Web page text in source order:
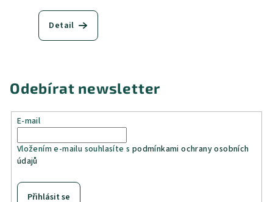
Detail
Odebírat newsletter
E-mail
Vložením e-mailu souhlasíte s podmínkami ochrany osobních
údajů
Přihlásit se